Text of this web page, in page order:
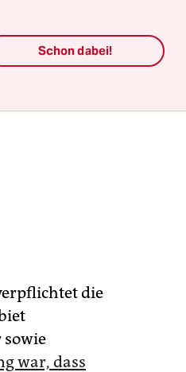
die
sowie
war, dass
Schon dabei!